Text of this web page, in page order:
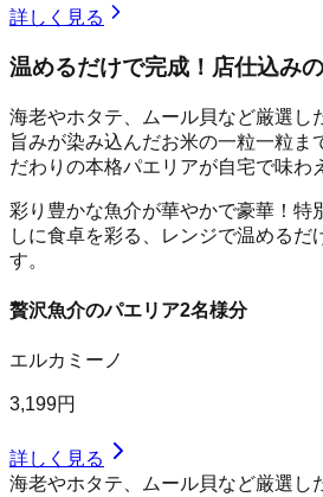
詳しく見る
温めるだけで完成！店仕込み
海老やホタテ、ムール貝など厳選し
旨みが染み込んだお米の一粒一粒ま
だわりの本格パエリアが自宅で味わ
彩り豊かな魚介が華やかで豪華！特
しに食卓を彩る、レンジで温めるだ
す。
贅沢魚介のパエリア2名様分
エルカミーノ
3,199円
詳しく見る
海老やホタテ、ムール貝など厳選し